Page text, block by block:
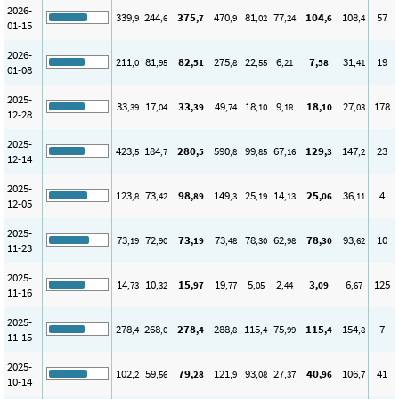
2026-
01-15
339,9 244,6 375,7 470,9 81,02 77,24 104,6 108,4 57
2026-
01-08
211,0 81,95 82,51 275,8 22,55 6,21 7,58 31,41 19
2025-
12-28
33,39 17,04 33,39 49,74 18,10 9,18 18,10 27,03 178
2025-
12-14
423,5 184,7 280,5 590,8 99,85 67,16 129,3 147,2 23
2025-
12-05
123,8 73,42 98,89 149,3 25,19 14,13 25,06 36,11 4
2025-
11-23
73,19 72,90 73,19 73,48 78,30 62,98 78,30 93,62 10
2025-
11-16
14,73 10,32 15,97 19,77 5,05 2,44 3,09 6,67 125
2025-
11-15
278,4 268,0 278,4 288,8 115,4 75,99 115,4 154,8 7
2025-
10-14
102,2 59,56 79,28 121,9 93,08 27,37 40,96 106,7 41